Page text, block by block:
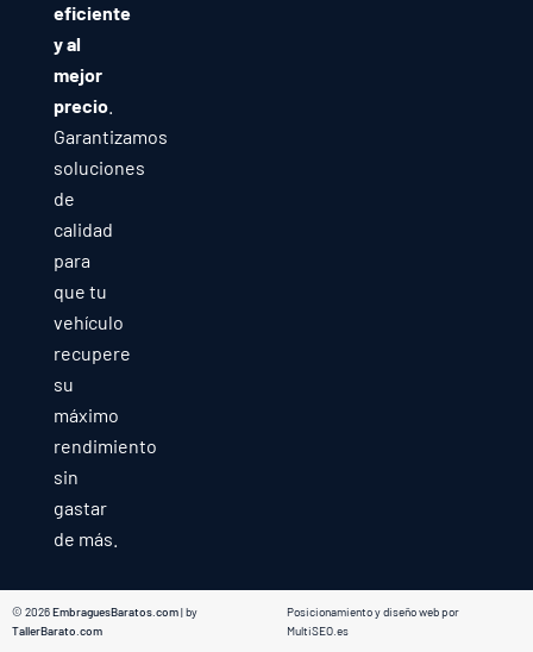
eficiente
y al
mejor
precio.
Garantizamos
soluciones
de
calidad
para
que tu
vehículo
recupere
su
máximo
rendimiento
sin
gastar
de más.
© 2026EmbraguesBaratos.com| by
TallerBarato.com
Posicionamiento y diseño web por
MultiSEO.es